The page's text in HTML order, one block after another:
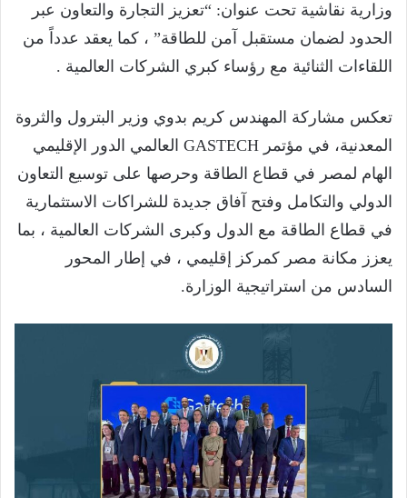
وزارية نقاشية تحت عنوان: “تعزيز التجارة والتعاون عبر
الحدود لضمان مستقبل آمن للطاقة” ، كما يعقد عدداً من
اللقاءات الثنائية مع رؤساء كبري الشركات العالمية .
تعكس مشاركة المهندس كريم بدوي وزير البترول والثروة
المعدنية، في مؤتمر GASTECH العالمي الدور الإقليمي
الهام لمصر في قطاع الطاقة وحرصها على توسيع التعاون
الدولي والتكامل وفتح آفاق جديدة للشراكات الاستثمارية
في قطاع الطاقة مع الدول وكبرى الشركات العالمية ، بما
يعزز مكانة مصر كمركز إقليمي ، في إطار المحور
السادس من استراتيجية الوزارة.